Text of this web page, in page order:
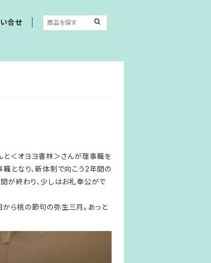
合せ
と＜オヨヨ書林＞さんが理事職を
となり、新体制で向こう2年間の
が終わり、少しはお礼奉公がで
から桃の節句の弥生三月。あっと